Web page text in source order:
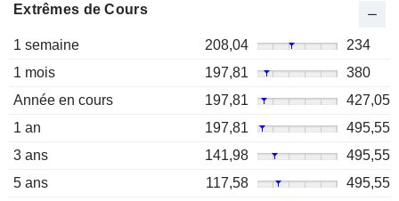
Extrêmes de Cours
1 semaine 208,04
234
1 mois
197,81
380
Année en cours
197,81
427,05
1 an
197,81
495,55
3 ans
141,98
495,55
5 ans
117,58
495,55